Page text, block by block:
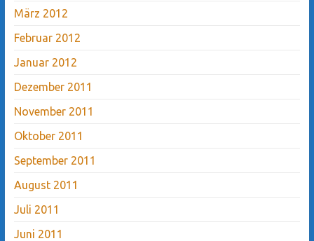
März 2012
Februar 2012
Januar 2012
Dezember 2011
November 2011
Oktober 2011
September 2011
August 2011
Juli 2011
Juni 2011